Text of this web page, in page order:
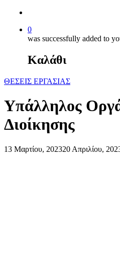
0
was successfully added to
Καλάθι
ΘΕΣΕΙΣ ΕΡΓΑΣΙΑΣ
Υπάλληλος
Διοίκησης
13 Μαρτίου, 202320 Απριλίου,